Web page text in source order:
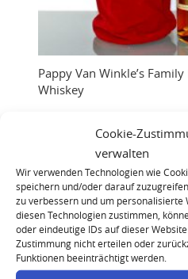
Cookie-
verwalten
Wir verwenden Technologien wie
speichern und/oder darauf
zu verbessern und um personalisierte
diesen Technologien zustimmen,
oder eindeutige IDs auf dieser
Zustimmung nicht erteilen oder
Funktionen beeinträchtigt werden.
Pappy Van Winkle’s
Whiskey